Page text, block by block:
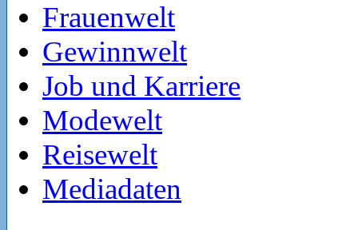
Frauenwelt
Gewinnwelt
Job und Karriere
Modewelt
Reisewelt
Mediadaten